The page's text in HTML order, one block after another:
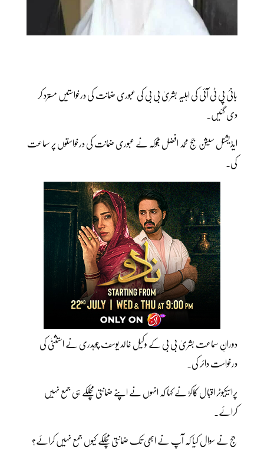
بانیٔ پی ٹی آئی کی اہلیہ بشریٰ بی بی کی عبوری ضمانت کی درخواستیں مسترد کر
دی گئیں۔
ایڈیشنل سیشن جج محمد افضل مجوکہ نے عبوری ضمانت کی درخواستوں پر سماعت
کی۔
دورانِ سماعت بشریٰ بی بی کے وکیل خالد یوسف چوہدری نے استثنیٰ کی
درخواست دائر کی۔
پراسیکیوٹر اقبال کاکڑ نے کہا کہ انہوں نے اپنے ضمانتی مچلکے ہی جمع نہیں
کرائے۔
جج نے سوال کیا کہ آپ نے ابھی تک ضمانتی مچلکے کیوں جمع نہیں کرائے؟